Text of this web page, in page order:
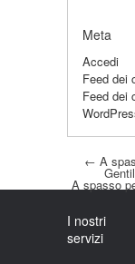
Meta
Accedi
Feed dei
Feed dei
Post
← A
A spasso
I nostri
servizi